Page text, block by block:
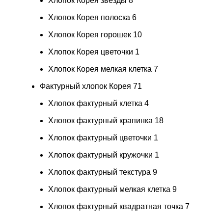
Хлопок Корея полоска 6
Хлопок Корея горошек 10
Хлопок Корея цветочки 1
Хлопок Корея мелкая клетка 7
Фактурный хлопок Корея 71
Хлопок фактурный клетка 4
Хлопок фактурный крапинка 18
Хлопок фактурный цветочки 1
Хлопок фактурный кружочки 1
Хлопок фактурный текстура 9
Хлопок фактурный мелкая клетка 9
Хлопок фактурный квадратная точка 7